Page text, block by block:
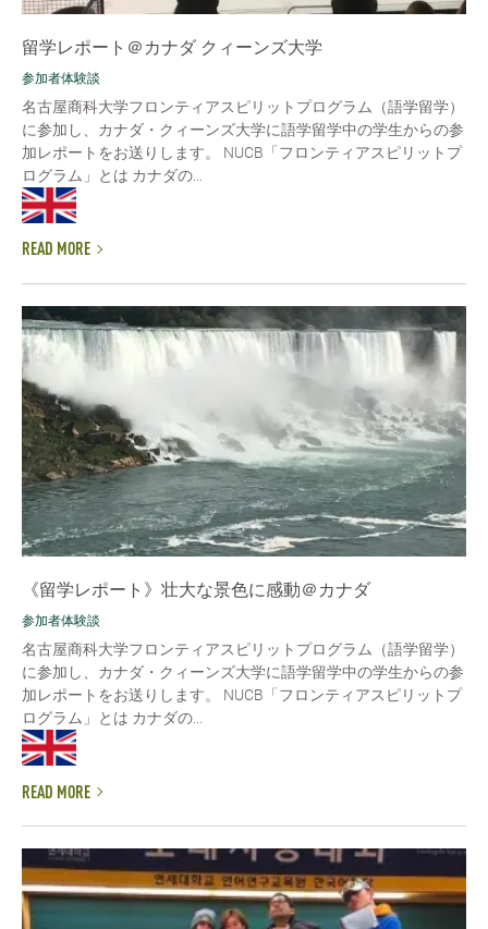
留学レポート＠カナダ クィーンズ大学
参加者体験談
名古屋商科大学フロンティアスピリットプログラム（語学留学）
に参加し、カナダ・クィーンズ大学に語学留学中の学生からの参
加レポートをお送りします。 NUCB「フロンティアスピリットプ
ログラム」とは カナダの...
READ MORE
《留学レポート》壮大な景色に感動＠カナダ
参加者体験談
名古屋商科大学フロンティアスピリットプログラム（語学留学）
に参加し、カナダ・クィーンズ大学に語学留学中の学生からの参
加レポートをお送りします。 NUCB「フロンティアスピリットプ
ログラム」とは カナダの...
READ MORE